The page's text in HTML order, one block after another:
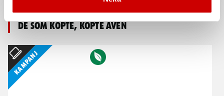
De som köpte, köpte även
Kampanj